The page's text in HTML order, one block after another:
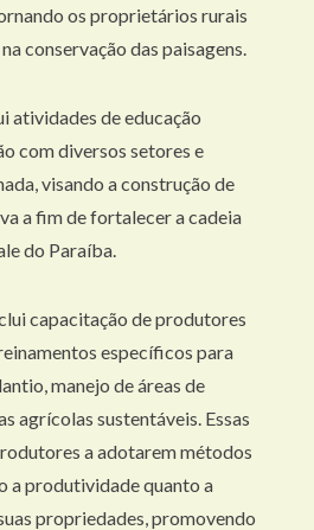
os proprietários rurais
conservação das paisagens.
atividades de educação
com diversos setores e
visando a construção de
a fim de fortalecer a cadeia
do Paraíba.
capacitação de produtores
específicos para
manejo de áreas de
agrícolas sustentáveis. Essas
a adotarem métodos
a produtividade quanto a
propriedades, promovendo